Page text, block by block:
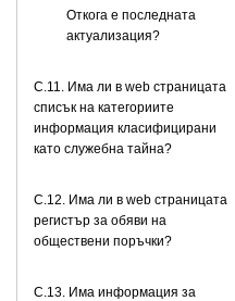
Откога е последната
актуализация?
C.11. Има ли в web страницата
списък на категориите
информация класифицирани
като служебна тайна?
C.12. Има ли в web страницата
регистър за обяви на
обществени поръчки?
C.13. Има информация за